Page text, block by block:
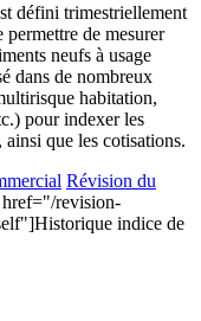
défini trimestriellement
de mesurer
neufs à usage
dans de nombreux
habitation,
pour indexer les
que les cotisations.
Révision du
revision-
indice de